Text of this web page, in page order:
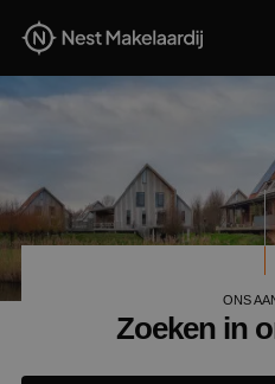
ONS
Zoeken in